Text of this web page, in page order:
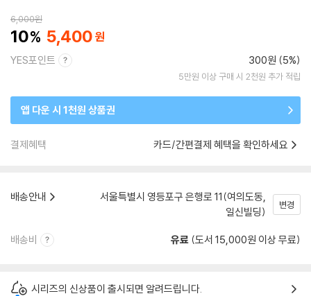
6,000원
10 5,400
YES포인트 300원 (5%)
5만원 이상 구매 시 2천원 추가 적립
앱 다운 시 1천원 상품권
결제혜택 카드/간편결제 혜택을 확인하세요
배송안내
서울특별시 영등포구 은행로 11(여의도동,
일신빌딩)
변경
배송비 유료 (도서 15,000원 이상 무료)
시리즈의 신상품이 출시되면 알려드립니다.